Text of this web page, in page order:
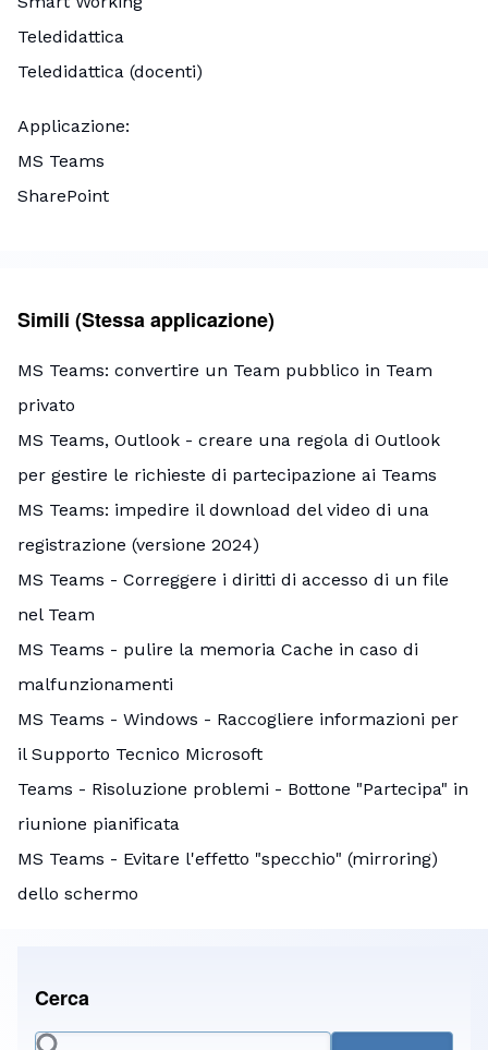
Teledidattica
Teledidattica (docenti)
Applicazione
MS Teams
SharePoint
Simili (Stessa applicazione)
MS Teams: convertire un Team pubblico in Team
privato
MS Teams, Outlook - creare una regola di Outlook
per gestire le richieste di partecipazione ai Teams
MS Teams: impedire il download del video di una
registrazione (versione 2024)
MS Teams - Correggere i diritti di accesso di un file
nel Team
MS Teams - pulire la memoria Cache in caso di
malfunzionamenti
MS Teams - Windows - Raccogliere informazioni per
il Supporto Tecnico Microsoft
Teams - Risoluzione problemi - Bottone "Partecipa" in
riunione pianificata
MS Teams - Evitare l'effetto "specchio" (mirroring)
dello schermo
Cerca